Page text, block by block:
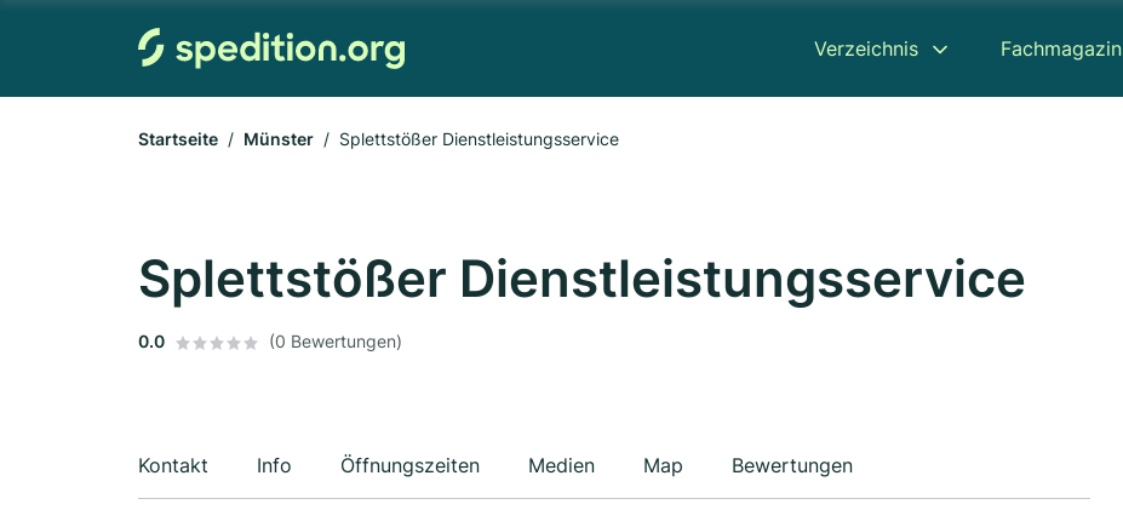
Verzeichnis Fachmagazin
Startseite Münster Splettstößer Dienstleistungsservice
Splettstößer Dienstleistungsservice
0.0 (0 Bewertungen)
Kontakt Info Öffnungszeiten Medien Map Bewertungen